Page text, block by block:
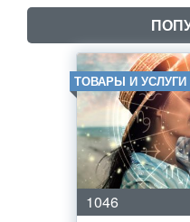
ТОВАРЫ И УСЛУГИ
1046